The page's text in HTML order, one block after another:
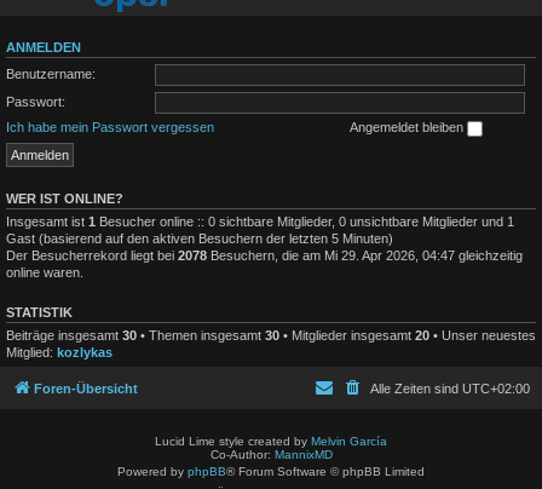
ANMELDEN
Benutzername:
Passwort:
Ich habe mein Passwort vergessen
Angemeldet bleiben
WER IST ONLINE?
Insgesamt ist 1 Besucher online :: 0 sichtbare Mitglieder, 0 unsichtbare Mitglieder und 1
Gast (basierend auf den aktiven Besuchern der letzten 5 Minuten)
Der Besucherrekord liegt bei 2078 Besuchern, die am Mi 29. Apr 2026, 04:47 gleichzeitig
online waren.
STATISTIK
Beiträge insgesamt 30 • Themen insgesamt 30 • Mitglieder insgesamt 20 • Unser neuestes
Mitglied: kozlykas
Foren-Übersicht Alle Zeiten sind UTC+02:00
Lucid Lime style created by Melvin García
Co-Author: MannixMD
Powered by phpBB® Forum Software © phpBB Limited